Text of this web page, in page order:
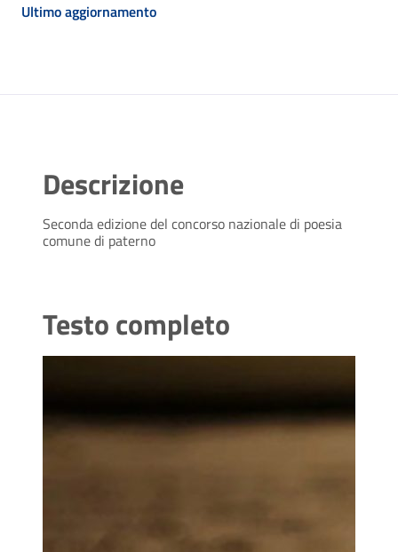
Ultimo aggiornamento
Descrizione
Seconda edizione del concorso nazionale di poesia
comune di paterno
Testo completo